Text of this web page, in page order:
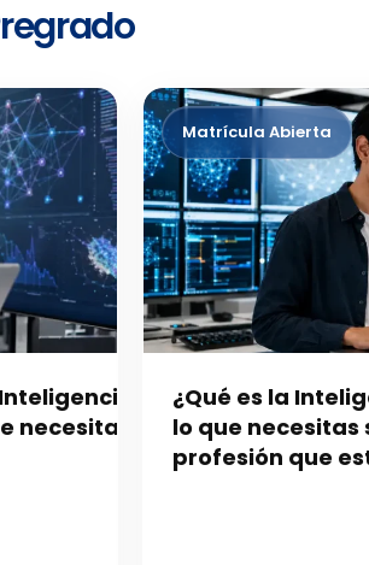
necesitas
¿Qué es la
lo que necesitas
profesión que